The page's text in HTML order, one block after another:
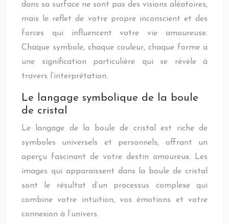
dans sa surface ne sont pas des visions aléatoires,
mais le reflet de votre propre inconscient et des
forces qui influencent votre vie amoureuse.
Chaque symbole, chaque couleur, chaque forme a
une signification particulière qui se révèle à
travers l’interprétation.
Le langage symbolique de la boule
de cristal
Le langage de la boule de cristal est riche de
symboles universels et personnels, offrant un
aperçu fascinant de votre destin amoureux. Les
images qui apparaissent dans la boule de cristal
sont le résultat d’un processus complexe qui
combine votre intuition, vos émotions et votre
connexion à l’univers.